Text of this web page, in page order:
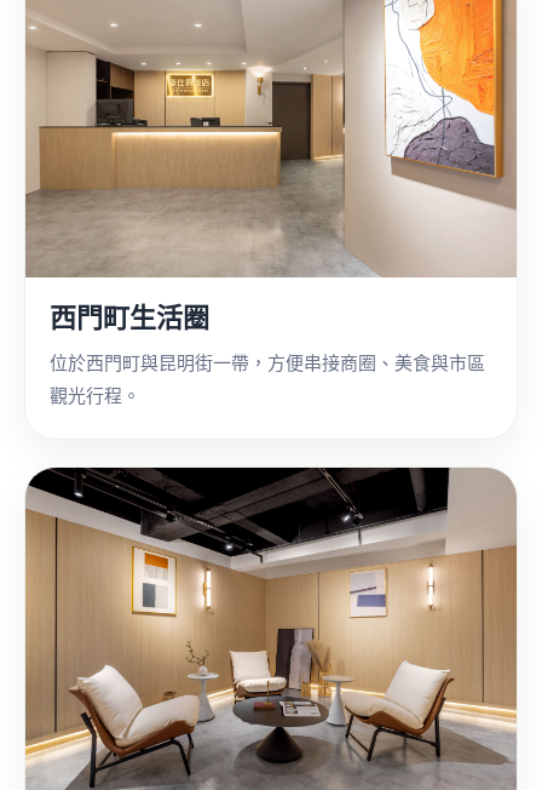
西門町生活圈
位於西門町與昆明街一帶，方便串接商圈、美食與市區
觀光行程。